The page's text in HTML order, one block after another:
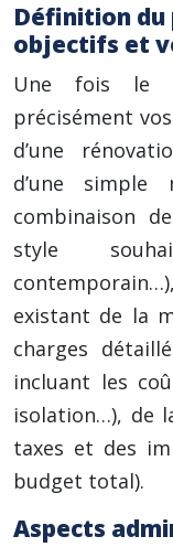
Définition
objectifs et
Une fois le
précisément
d’une
d’une simple
combinaison
style
existant de la
charges
incluant les
isolation…), de
taxes et des
budget total).
Aspects